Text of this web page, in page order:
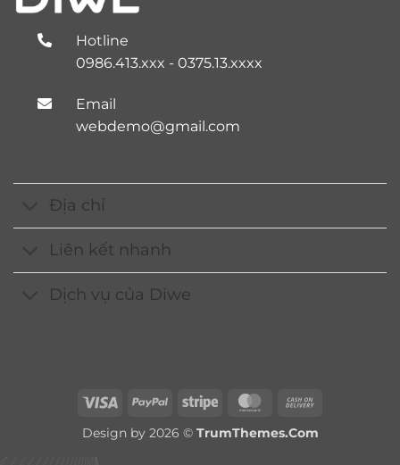
Hotline
0986.413.xxx - 0375.13.xxxx
Email
webdemo@gmail.com
Địa chỉ
Liên kết nhanh
Dịch vụ của Diwe
Visa PayPal Stripe MasterCard
Delivery
Design by 2026 © TrumThemes.Com